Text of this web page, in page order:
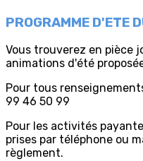
PROGRAMME D'ETE
Vous trouverez en pièce
animations d'été
Pour tous
99 46 50 99
Pour les activités
prises par téléphone ou
règlement.